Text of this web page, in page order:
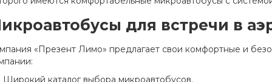
для встречи в
«Презент Лимо» предлагает свои комфортные и
Широкий каталог выбора микроавтобусов.